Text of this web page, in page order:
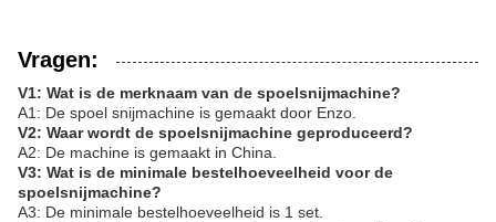
Vragen:
V1: Wat is de merknaam van de spoelsnijmachine?
A1: De spoel snijmachine is gemaakt door Enzo.
V2: Waar wordt de spoelsnijmachine geproduceerd?
A2: De machine is gemaakt in China.
V3: Wat is de minimale bestelhoeveelheid voor de
spoelsnijmachine?
A3: De minimale bestelhoeveelheid is 1 set.